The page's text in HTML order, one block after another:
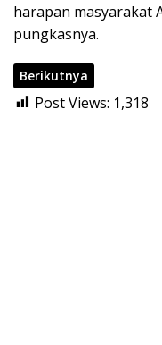
harapan masyarakat
pungkasnya.
Berikutnya
Post Views: 1,318